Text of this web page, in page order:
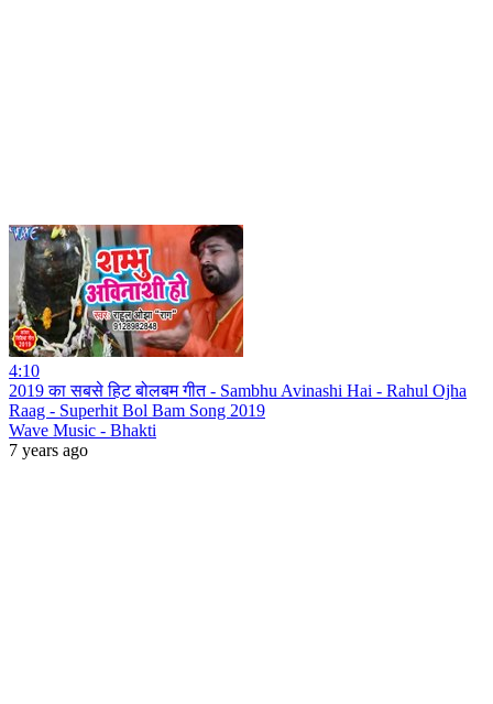
4:10
2019 का सबसे हिट बोलबम गीत - Sambhu Avinashi Hai - Rahul Ojha
Raag - Superhit Bol Bam Song 2019
Wave Music - Bhakti
7 years ago